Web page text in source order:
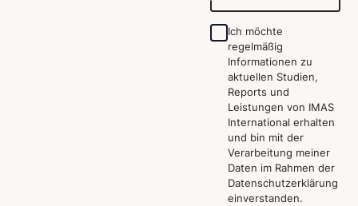
Ich möchte
regelmäßig
Informationen zu
aktuellen Studien,
Reports und
Leistungen von IMAS
International erhalten
und bin mit der
Verarbeitung meiner
Daten im Rahmen der
Datenschutzerklärung
einverstanden.